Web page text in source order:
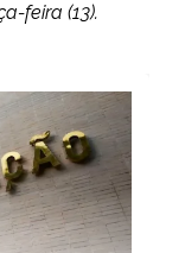
feira (13).